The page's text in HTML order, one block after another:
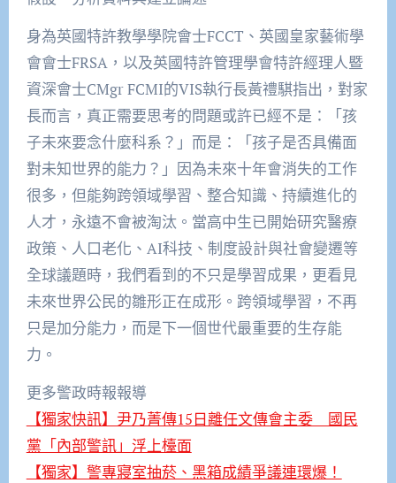
身為英國特許教學學院會士FCCT、英國皇家藝術學
會會士FRSA，以及英國特許管理學會特許經理人暨
資深會士CMgr FCMI的VIS執行長黃禮騏指出，對家
長而言，真正需要思考的問題或許已經不是：「孩
子未來要念什麼科系？」而是：「孩子是否具備面
對未知世界的能力？」因為未來十年會消失的工作
很多，但能夠跨領域學習、整合知識、持續進化的
人才，永遠不會被淘汰。當高中生已開始研究醫療
政策、人口老化、AI科技、制度設計與社會變遷等
全球議題時，我們看到的不只是學習成果，更看見
未來世界公民的雛形正在成形。跨領域學習，不再
只是加分能力，而是下一個世代最重要的生存能
力。
更多警政時報報導
【獨家快訊】尹乃菁傳15日離任文傳會主委 國民
黨「內部警訊」浮上檯面
【獨家】警專寢室抽菸、黑箱成績爭議連環爆！